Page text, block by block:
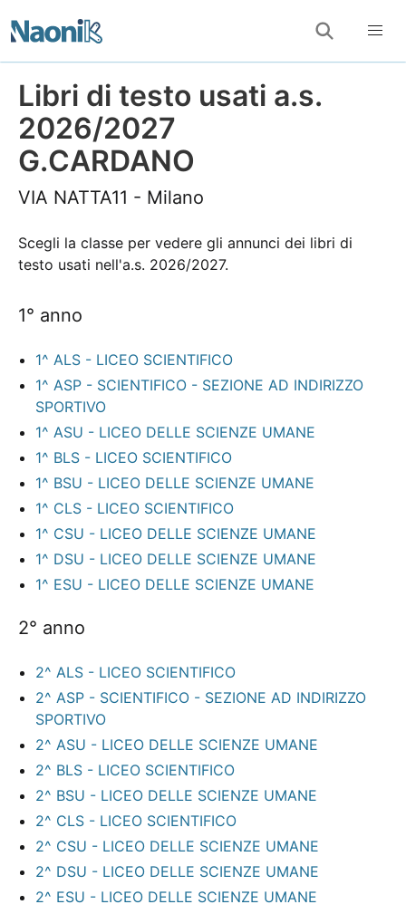
Libri di testo usati a.s.
2026/2027
G.CARDANO
VIA NATTA11 - Milano
Scegli la classe per vedere gli annunci dei libri di
testo usati nell'a.s. 2026/2027.
1° anno
1^ ALS - LICEO SCIENTIFICO
1^ ASP - SCIENTIFICO - SEZIONE AD INDIRIZZO
SPORTIVO
1^ ASU - LICEO DELLE SCIENZE UMANE
1^ BLS - LICEO SCIENTIFICO
1^ BSU - LICEO DELLE SCIENZE UMANE
1^ CLS - LICEO SCIENTIFICO
1^ CSU - LICEO DELLE SCIENZE UMANE
1^ DSU - LICEO DELLE SCIENZE UMANE
1^ ESU - LICEO DELLE SCIENZE UMANE
2° anno
2^ ALS - LICEO SCIENTIFICO
2^ ASP - SCIENTIFICO - SEZIONE AD INDIRIZZO
SPORTIVO
2^ ASU - LICEO DELLE SCIENZE UMANE
2^ BLS - LICEO SCIENTIFICO
2^ BSU - LICEO DELLE SCIENZE UMANE
2^ CLS - LICEO SCIENTIFICO
2^ CSU - LICEO DELLE SCIENZE UMANE
2^ DSU - LICEO DELLE SCIENZE UMANE
2^ ESU - LICEO DELLE SCIENZE UMANE